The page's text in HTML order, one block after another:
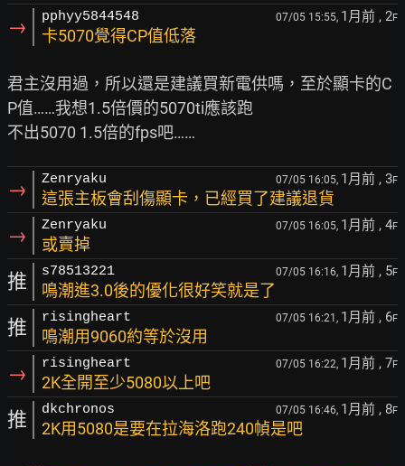
→ pphyy5844548 07/05 15:55, 1月前 , 2F
卡5070覺得CP值低落
君主沒用過，所以還是建議買新電供嗎，至於顯卡的C
P值……我想1.5倍價的5070ti應該跑
→ Zenryaku 07/05 16:05, 1月前 , 3F
這張主板會刮傷顯卡，已經買了建議退貨
→ Zenryaku 07/05 16:05, 1月前 , 4F
或賣掉
推 s78513221 07/05 16:16, 1月前 , 5F
鳴潮進3.0後的優化很好笑就是了
推 risingheart 07/05 16:21, 1月前 , 6F
鳴潮用9060約等於沒用
→ risingheart 07/05 16:22, 1月前 , 7F
2K全開至少5080以上吧
推 dkchronos 07/05 16:46, 1月前 , 8F
2K用5080是要在拉海洛跑240幀是吧